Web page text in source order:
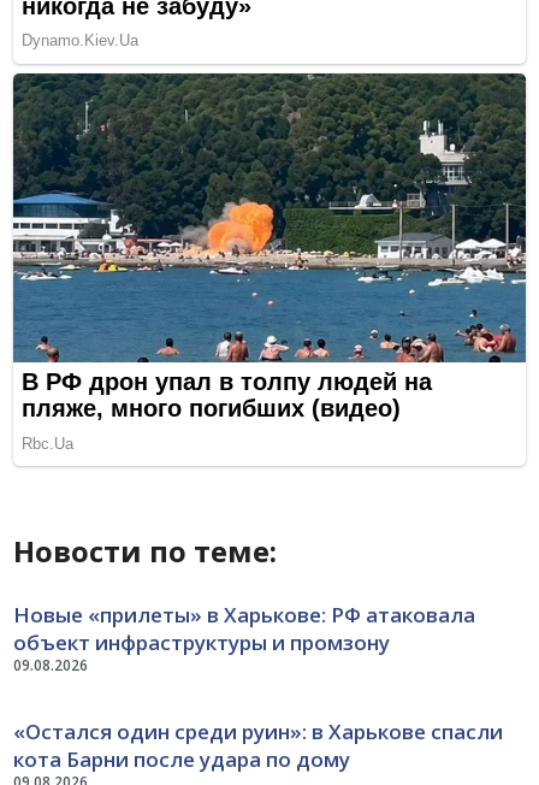
Новости по теме:
09.08.2026
Новые «прилеты» в Харькове: РФ атаковала
объект инфраструктуры и промзону
«Остался один среди руин»: в Харькове спасли
кота Барни после удара по дому